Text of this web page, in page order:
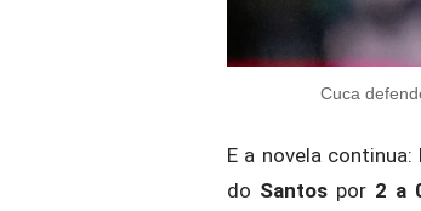
Cuca
E a novela continua:
do Santospor 2 a